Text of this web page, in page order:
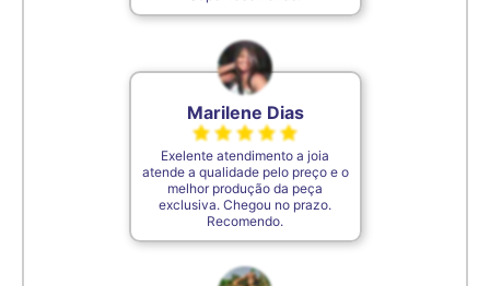
De acordo com o padrão ABNT
Marilene Dias
Exelente atendimento a joia
atende a qualidade pelo preço e o
melhor produção da peça
exclusiva. Chegou no prazo.
Recomendo.